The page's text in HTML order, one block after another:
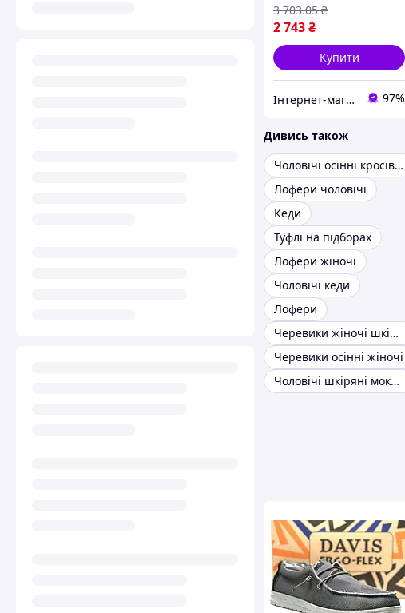
2 743₴
3 703.05 ₴
Купити
Інтернет-магазин "Brettani" 97%
Дивись також
Чоловічі осінні кросівки
Лофери чоловічі
Кеди
Туфлі на підборах
Лофери жіночі
Чоловічі кеди
Лофери
Черевики жіночі шкіряні
Черевики осінні жіночі
Чоловічі шкіряні мокасини